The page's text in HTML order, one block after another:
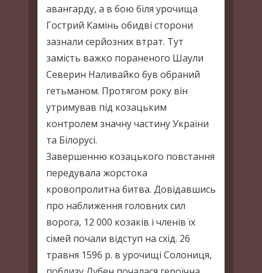
авангарду, а в бою біля урочища
Гострий Камінь обидві сторони
зазнали серйозних втрат. Тут
замість важко пораненого Шаули
Северин Наливайко був обраний
гетьманом. Протягом року він
утримував під козацьким
контролем значну частину України
та Білорусі.
Завершенню козацького повстання
передувала жорстока
кровопролитна битва. Довідавшись
про наближення головних сил
ворога, 12 000 козаків і членів їх
сімей почали відступ на схід. 26
травня 1596 р. в урочищі Солониця,